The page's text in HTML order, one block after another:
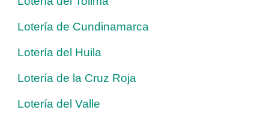
Lotería de Cundinamarca
Lotería del Huila
Lotería de la Cruz Roja
Lotería del Valle